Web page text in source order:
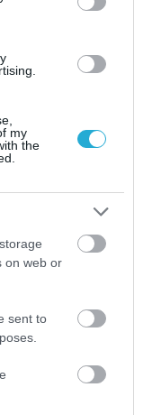
my
the
on web or
sent to
των τροφίμων